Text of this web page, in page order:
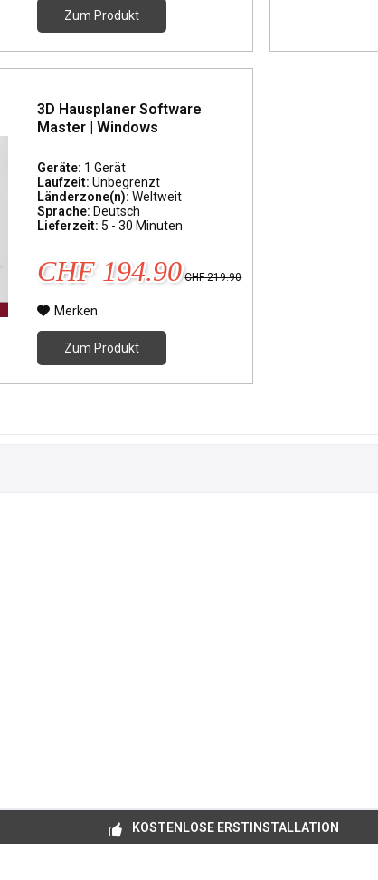
Zum Produkt
3D Hausplaner Software
Master | Windows
Geräte: 1 Gerät
Laufzeit:Unbegrenzt
Länderzone(n):Weltweit
Sprache: Deutsch
Lieferzeit: 5 - 30 Minuten
CHF 194.90 CHF 219.90
Merken
Zum Produkt
KOSTENLOSE ERSTINSTALLATION